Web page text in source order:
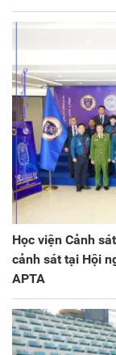
Học viện Cảnh
cảnh sát tại Hội
APTA